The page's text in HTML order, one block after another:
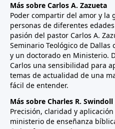
Más sobre Carlos A. Zazueta
Poder compartir del amor y la
personas de diferentes
pasión del pastor Carlos A.
Seminario Teológico de Dallas
y un doctorado en Ministerio.
Carlos una sensibilidad para
temas de actualidad de una
fácil de entender.
Más sobre Charles R. Swindoll
Precisión, claridad y
ministerio de enseñanza